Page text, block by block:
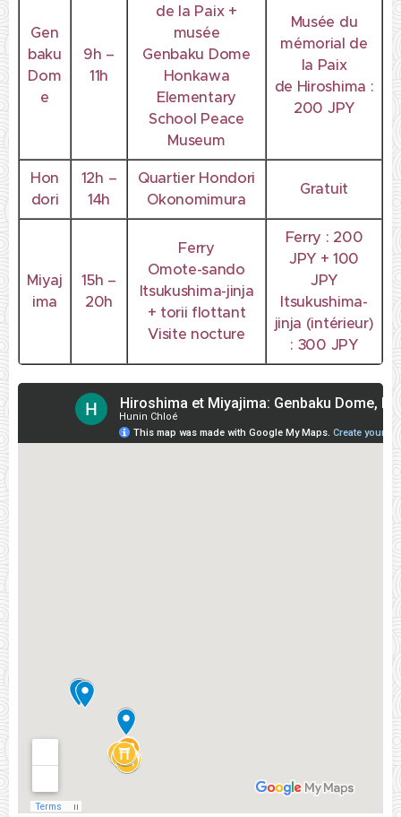
Gen
baku
Dom
e
9h –
11h
de la Paix +
musée
Genbaku Dome
Honkawa
Elementary
School Peace
Museum
Musée du
mémorial de
la Paix
de Hiroshima :
200 JPY
Hon
dori
12h –
14h
Quartier Hondori
Okonomimura
Gratuit
Miyaj
ima
15h –
20h
Ferry
Omote-sando
Itsukushima-jinja
+ torii flottant
Visite nocture
Ferry : 200
JPY + 100
JPY
Itsukushima-
jinja (intérieur)
: 300 JPY